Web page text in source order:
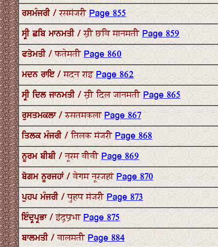
ਰਸਮੰਜਰੀ / रसमंजरीPage 855
ਸ੍ਰੀ ਛਬਿ ਮਾਨਮਤੀ / स्री छबि मानमतीPage 859
ਫਤੇਮਤੀ / फतेमतीPage 860
ਮਦਨ ਰਾਇ / मदन राइPage 862
ਸ੍ਰੀ ਦਿਲ ਜਾਨਮਤੀ / स्री दिल जानमतीPage 865
ਰੁਸਤਮਕਲਾ / रुसतमकलाPage 867
ਤਿਲਕ ਮੰਜਰੀ / तिलक मंजरीPage 868
ਨੂਰਮ ਬੀਬੀ / नूरम बीबीPage 869
ਬੇਗਮ ਨੂਰਜਹਾਂ / बेगम नूरजहांPage 870
ਪੁਹਪ ਮੰਜਰੀ / पुहप मंजरीPage 873
ਇੰਦ੍ਰਪ੍ਰਭਾ / इंद्रप्रभाPage 875
ਬਾਲਮਤੀ / बालमतीPage 884